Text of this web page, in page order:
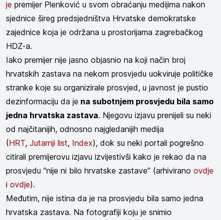
je premijer Plenković u svom obraćanju medijima nakon
sjednice šireg predsjedništva Hrvatske demokratske
zajednice koja je održana u prostorijama zagrebačkog
HDZ-a.
Iako premijer nije jasno objasnio na koji način broj
hrvatskih zastava na nekom prosvjedu uokviruje političke
stranke koje su organizirale prosvjed, u javnost je pustio
dezinformaciju da je na subotnjem prosvjedu bila samo
jedna hrvatska zastava. Njegovu izjavu prenijeli su neki
od najčitanijih, odnosno najgledanijih medija
(HRT, Jutarnji list, Index), dok su neki portali pogrešno
citirali premijerovu izjavu izvijestivši kako je rekao da na
prosvjedu "nije ni bilo hrvatske zastave" (arhivirano ovdje
i ovdje).
Međutim, nije istina da je na prosvjedu bila samo jedna
hrvatska zastava. Na fotografiji koju je snimio